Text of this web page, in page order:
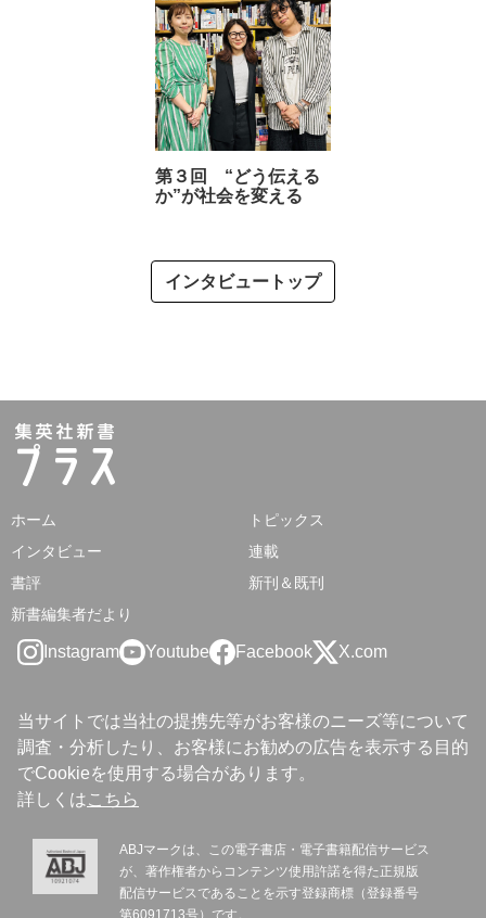
第３回 “どう伝える
か”が社会を変える
インタビュートップ
ホーム
トピックス
インタビュー
連載
書評
新刊＆既刊
新書編集者だより
Instagram Youtube Facebook X.com
当サイトでは当社の提携先等がお客様のニーズ等について
調査・分析したり、お客様にお勧めの広告を表示する目的
でCookieを使用する場合があります。
詳しくはこちら
ABJマークは、この電子書店・電子書籍配信サービス
が、著作権者からコンテンツ使用許諾を得た正規版
配信サービスであることを示す登録商標（登録番号
第6091713号）です。